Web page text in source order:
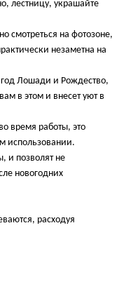
лестницу, украшайте
смотреться на фотозоне,
незаметна на
год Лошади и Рождество,
в этом и внесет уют в
время работы, это
использовании.
и позволят не
новогодних
расходуя